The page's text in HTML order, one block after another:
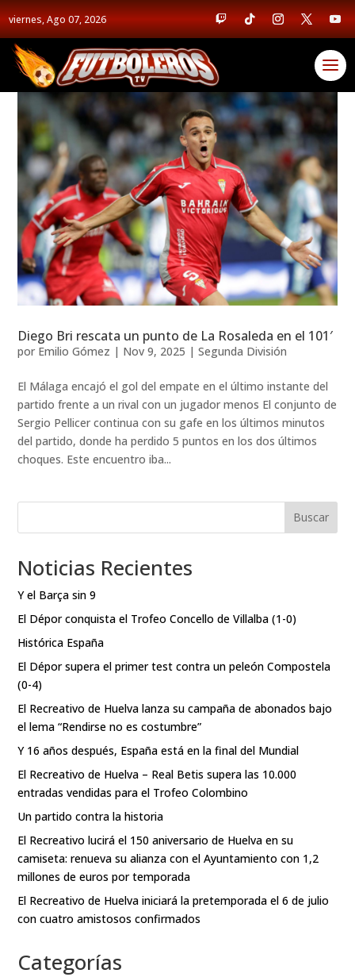
viernes, Ago 07, 2026
Diego Bri rescata un punto de La Rosaleda en el 101′
por Emilio Gómez | Nov 9, 2025 |Segunda División
El Málaga encajó el gol del empate en el último instante del
partido frente a un rival con un jugador menos El conjunto de
Sergio Pellicer continua con su gafe en los últimos minutos
del partido, donde ha perdido 5 puntos en los dos últimos
choques. Este encuentro iba...
Buscar
Noticias Recientes
Y el Barça sin 9
El Dépor conquista el Trofeo Concello de Villalba (1-0)
Histórica España
El Dépor supera el primer test contra un peleón Compostela
(0-4)
El Recreativo de Huelva lanza su campaña de abonados bajo
el lema “Rendirse no es costumbre”
Y 16 años después, España está en la final del Mundial
El Recreativo de Huelva – Real Betis supera las 10.000
entradas vendidas para el Trofeo Colombino
Un partido contra la historia
El Recreativo lucirá el 150 aniversario de Huelva en su
camiseta: renueva su alianza con el Ayuntamiento con 1,2
millones de euros por temporada
El Recreativo de Huelva iniciará la pretemporada el 6 de julio
con cuatro amistosos confirmados
Categorías